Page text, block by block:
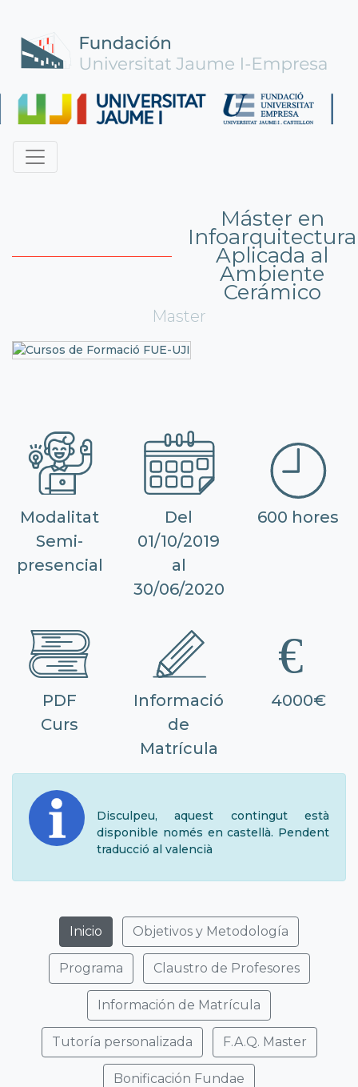
Máster en
Infoarquitectura
Aplicada al
Ambiente
Cerámico
Master
Modalitat
Semi-
presencial
Del
01/10/2019
al
30/06/2020
600 hores
PDF
Curs
Informació
de
Matrícula
4000€
Disculpeu, aquest contingut està
disponible només en castellà. Pendent
traducció al valencià
Inicio Objetivos y Metodología
Programa Claustro de Profesores
Información de Matrícula
Tutoría personalizada F.A.Q. Master
Bonificación Fundae